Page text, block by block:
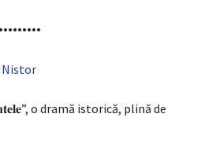
Nistor
o dramă istorică, plină de